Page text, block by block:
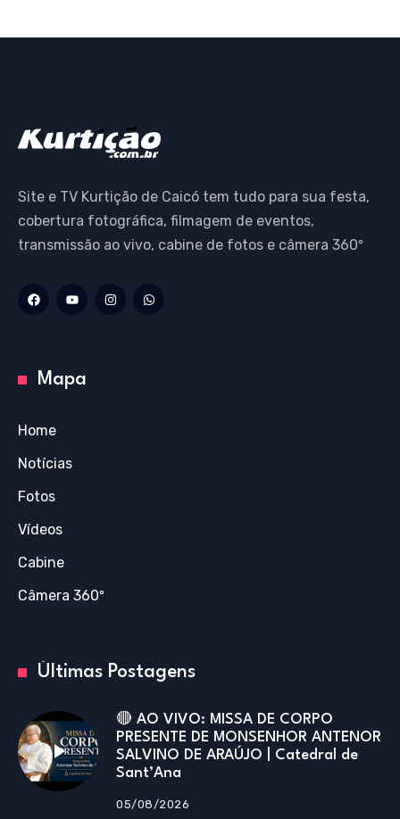
Site e TV Kurtição de Caicó tem tudo para sua festa,
cobertura fotográfica, filmagem de eventos,
transmissão ao vivo, cabine de fotos e câmera 360º
Mapa
Home
Notícias
Fotos
Vídeos
Cabine
Câmera 360º
Últimas Postagens
🔴 AO VIVO: MISSA DE CORPO
PRESENTE DE MONSENHOR ANTENOR
SALVINO DE ARAÚJO | Catedral de
Sant’Ana
05/08/2026